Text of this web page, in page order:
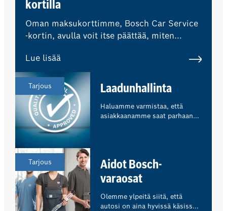
kortilla
Oman maksukorttimme, Bosch Car Service
-kortin, avulla voit itse päättää, miten
Lue lisää
Tarjous Laadunhallinta
Haluamme varmistaa, että
asiakkaanamme saat parhaan
valvovat säännöllisesti
laatustandardejamme ja
menettelytapojamme.
Tarjous
Aidot Bosch-
varaosat
Olemme ylpeitä siitä, että
autosi on aina hyvissä käsissä.